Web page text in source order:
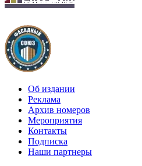
Об издании
Реклама
Архив номеров
Мероприятия
Контакты
Подписка
Наши партнеры